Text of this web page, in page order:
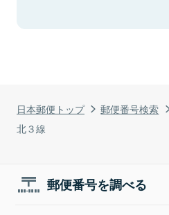
日本郵便トップ 郵便番号検索
北３線
郵便番号を調べる